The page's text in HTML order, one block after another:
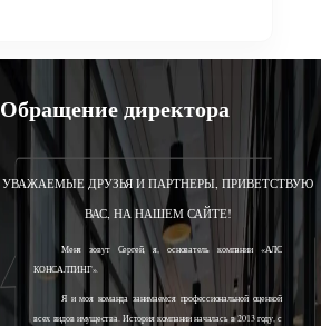
Обращение директора
УВАЖАЕМЫЕ ДРУЗЬЯ И ПАРТНЕРЫ, ПРИВЕТСТВУЮ
ВАС, НА НАШЕМ САЙТЕ!
Меня зовут Сергей, я, основатель компании «АЛС
КОНСАЛТИНГ».
Я и моя команда занимаемся профессиональной оценкой
всех видов имущества. История компании началась в 2013 году, с